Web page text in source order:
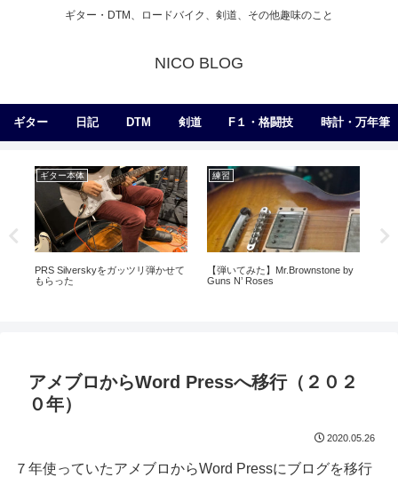
ギター・DTM、ロードバイク、剣道、その他趣味のこと
NICO BLOG
ギター 日記 DTM 剣道 F１・格闘技 時計・万年筆
ギター本体
PRS Silverskyをガッツリ弾かせて
もらった
練習
【弾いてみた】Mr.Brownstone by
Guns N’ Roses
アメブロからWord Pressへ移行（２０２
０年）
2020.05.26
７年使っていたアメブロからWord Pressにブログを移行